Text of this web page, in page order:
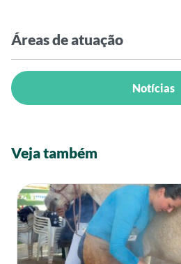
Áreas de atuação
Notícias
Veja também